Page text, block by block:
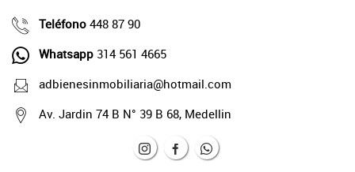
Teléfono 448 87 90
Whatsapp 314 561 4665
adbienesinmobiliaria@hotmail.com
Av. Jardin 74 B N° 39 B 68, Medellin